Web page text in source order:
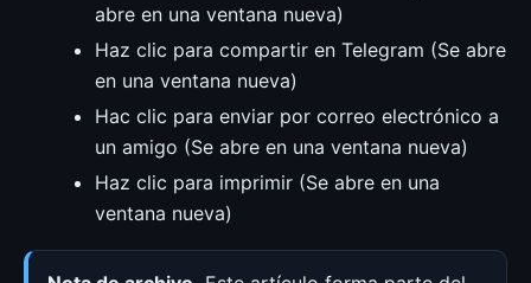
abre en una ventana nueva)
Haz clic para compartir en Telegram (Se abre
en una ventana nueva)
Hac clic para enviar por correo electrónico a
un amigo (Se abre en una ventana nueva)
Haz clic para imprimir (Se abre en una
ventana nueva)